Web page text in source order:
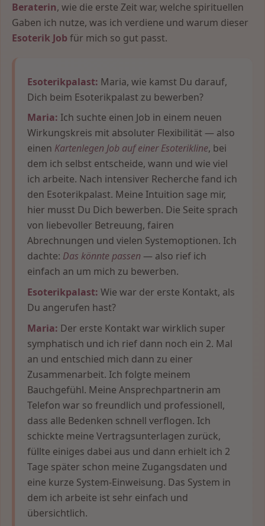
Beraterin, wie die erste Zeit war, welche spirituellen
Gaben ich nutze, was ich verdiene und warum dieser
Esoterik Jobfür mich so gut passt.
Esoterikpalast: Maria, wie kamst Du darauf,
Dich beim Esoterikpalast zu bewerben?
Maria: Ich suchte einen Job in einem neuen
Wirkungskreis mit absoluter Flexibilität — also
einen Kartenlegen Job auf einer Esoterikline, bei
dem ich selbst entscheide, wann und wie viel
ich arbeite. Nach intensiver Recherche fand ich
den Esoterikpalast. Meine Intuition sage mir,
hier musst Du Dich bewerben. Die Seite sprach
von liebevoller Betreuung, fairen
Abrechnungen und vielen Systemoptionen. Ich
dachte: Das könnte passen— also rief ich
einfach an um mich zu bewerben.
Esoterikpalast: Wie war der erste Kontakt, als
Du angerufen hast?
Maria: Der erste Kontakt war wirklich super
symphatisch und ich rief dann noch ein 2. Mal
an und entschied mich dann zu einer
Zusammenarbeit. Ich folgte meinem
Bauchgefühl. Meine Ansprechpartnerin am
Telefon war so freundlich und professionell,
dass alle Bedenken schnell verflogen. Ich
schickte meine Vertragsunterlagen zurück,
füllte einiges dabei aus und dann erhielt ich 2
Tage später schon meine Zugangsdaten und
eine kurze System-Einweisung. Das System in
dem ich arbeite ist sehr einfach und
übersichtlich.